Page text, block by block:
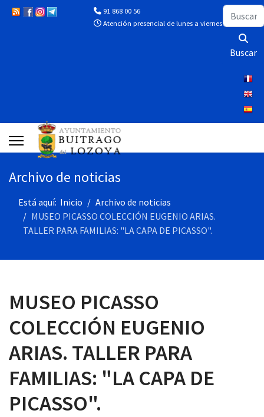
91 868 00 56
Atención presencial de lunes a viernes de 10:00 a
Buscar
Buscar
Archivo de noticias
Está aquí: Inicio
Archivo de noticias
MUSEO PICASSO COLECCIÓN EUGENIO ARIAS.
TALLER PARA FAMILIAS: "LA CAPA DE PICASSO".
MUSEO PICASSO
COLECCIÓN EUGENIO
ARIAS. TALLER PARA
FAMILIAS: "LA CAPA DE
PICASSO".